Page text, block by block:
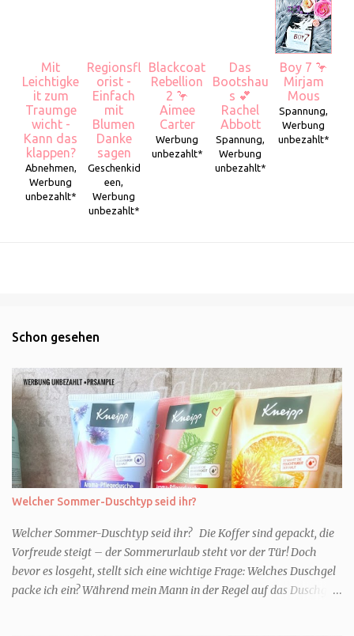
Mit
Leichtigke
it zum
Traumge
wicht -
Kann das
klappen?
Abnehmen,
Werbung
unbezahlt*
Regionsfl
orist -
Einfach
mit
Blumen
Danke
sagen
Geschenkid
een,
Werbung
unbezahlt*
Blackcoat
Rebellion
2 🦩
Aimee
Carter
Werbung
unbezahlt*
Das
Bootshau
s 💕
Rachel
Abbott
Spannung,
Werbung
unbezahlt*
Boy 7 🦩
Mirjam
Mous
Spannung,
Werbung
unbezahlt*
Schon gesehen
Welcher Sommer-Duschtyp seid ihr?
Welcher Sommer-Duschtyp seid ihr? Die Koffer sind gepackt, die
Vorfreude steigt – der Sommerurlaub steht vor der Tür! Doch
bevor es losgeht, stellt sich eine wichtige Frage: Welches Duschgel
packe ich ein? Während mein Mann in der Regel auf das Duschgel